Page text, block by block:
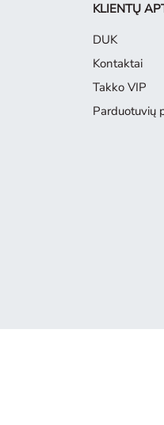
KLIENTŲ
DUK
Kontaktai
Takko VIP
Parduotuvių